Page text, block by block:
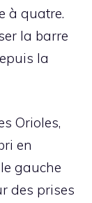
à quatre.
la barre
la
Orioles,
en
gauche
des prises